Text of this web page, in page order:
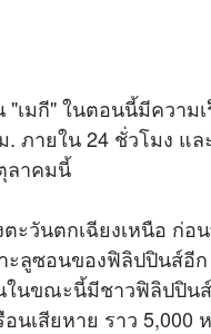
ชียลได้ที่
เมกี" ในตอนนี้มีความ
ภายใน 24 ชั่วโมง แ
ลาคมนี้
ะวันตกเฉียงเหนือ ก่
ะลูซอนของฟิลิปปินส์อี
นขณะนี้มีชาวฟิลิปปิน
นเสียหาย ราว 5,000